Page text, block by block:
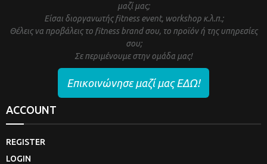
μαζί μας;
Είσαι διοργανωτής fitness event, workshop κ.λ.π.;
Θέλεις να προβάλεις το fitness brand σου, το προϊόν ή της υπηρεσίες
σου;
Σε περιμένουμε στην ομάδα μας!
Επικοινώνησε μαζί μας ΕΔΩ!
ACCOUNT
REGISTER
LOGIN